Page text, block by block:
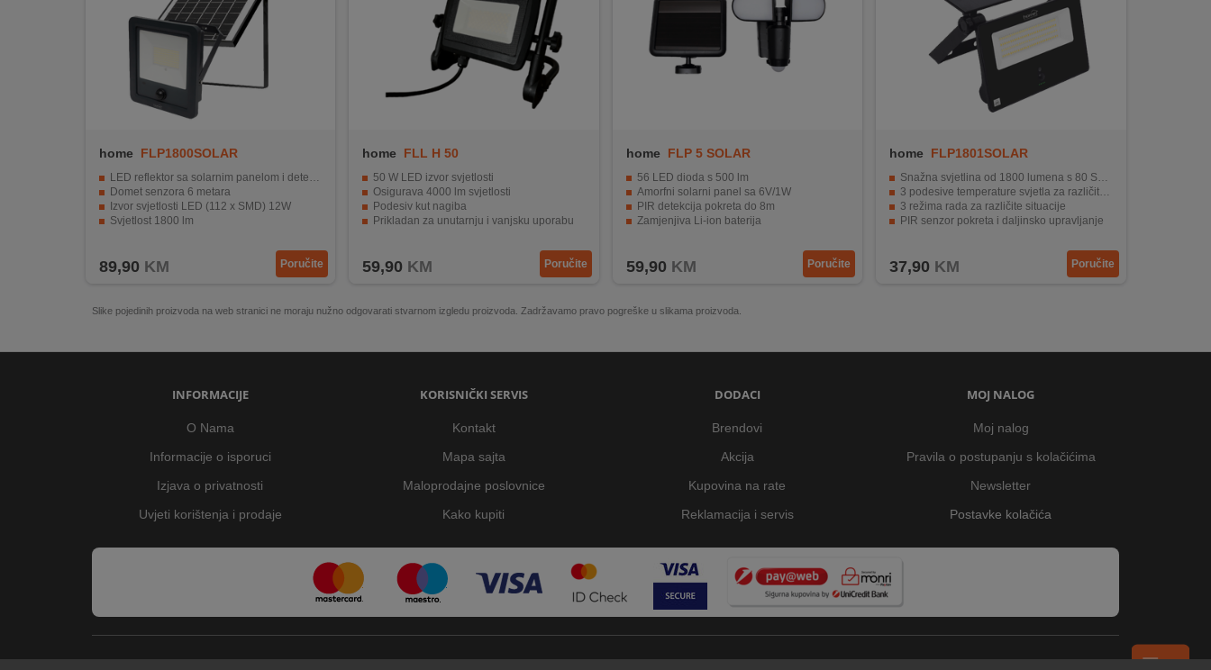
UČINKOVITOSTI
home FLP1800SOLAR
LED reflektor sa solarnim panelom i detektorom pokreta
Domet senzora 6 metara
Izvor svjetlosti LED (112 x SMD) 12W
Svjetlost 1800 lm
89,90 KM Poručite
home FLL H 50
50 W LED izvor svjetlosti
Osigurava 4000 lm svjetlosti
Podesiv kut nagiba
Prikladan za unutarnju i vanjsku uporabu
59,90 KM Poručite
home FLP 5 SOLAR
56 LED dioda s 500 lm
Amorfni solarni panel sa 6V/1W
PIR detekcija pokreta do 8m
Zamjenjiva Li-ion baterija
59,90 KM Poručite
home FLP1801SOLAR
Snažna svjetlina od 1800 lumena s 80 SMD LED dioda
3 podesive temperature svjetla za različite ambijente
3 režima rada za različite situacije
PIR senzor pokreta i daljinsko upravljanje
37,90 KM Poručite
Slike pojedinih proizvoda na web stranici ne moraju nužno odgovarati stvarnom izgledu proizvoda. Zadržavamo pravo pogreške u slikama proizvoda.
INFORMACIJE
O Nama
Informacije o isporuci
Izjava o privatnosti
Uvjeti korištenja i prodaje
KORISNIČKI SERVIS
Kontakt
Mapa sajta
Maloprodajne poslovnice
Kako kupiti
DODACI
Brendovi
Akcija
Kupovina na rate
Reklamacija i servis
MOJ NALOG
Moj nalog
Pravila o postupanju s kolačićima
Newsletter
Postavke kolačića